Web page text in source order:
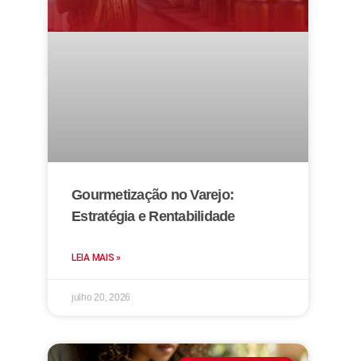
Gourmetização no Varejo:
Estratégia e Rentabilidade
LEIA MAIS »
julho 20, 2026